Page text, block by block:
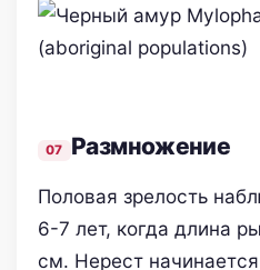
Размножение
Половая зрелость
6-7 лет, когда длина
см. Нерест